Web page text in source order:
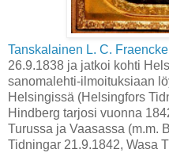
Tanskalainen L. C. Fraenckel
26.9.1838 ja jatkoi kohti
sanomalehti-ilmoituksiaan
Helsingissä (Helsingfors
Hindberg tarjosi vuonna
Turussa ja Vaasassa (m.m.
Tidningar 21.9.1842, Wasa